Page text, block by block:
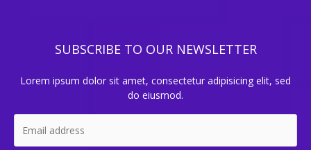
SUBSCRIBE TO OUR NEWSLETTER
Lorem ipsum dolor sit amet, consectetur adipisicing elit, sed
do eiusmod.